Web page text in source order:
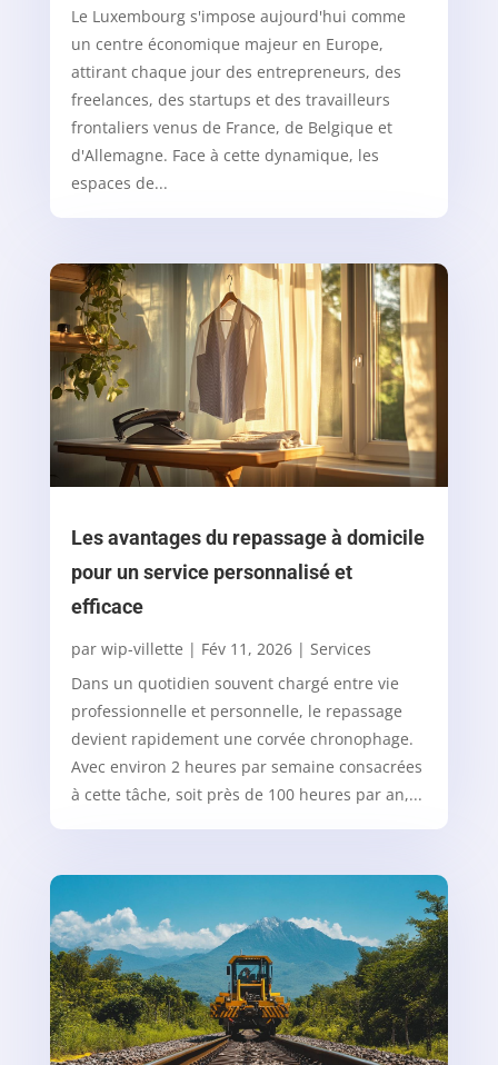
Le Luxembourg s'impose aujourd'hui comme
un centre économique majeur en Europe,
attirant chaque jour des entrepreneurs, des
freelances, des startups et des travailleurs
frontaliers venus de France, de Belgique et
d'Allemagne. Face à cette dynamique, les
espaces de...
Les avantages du repassage à domicile
pour un service personnalisé et
efficace
par wip-villette | Fév 11, 2026| Services
Dans un quotidien souvent chargé entre vie
professionnelle et personnelle, le repassage
devient rapidement une corvée chronophage.
Avec environ 2 heures par semaine consacrées
à cette tâche, soit près de 100 heures par an,...